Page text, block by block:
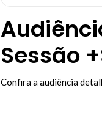
Sessão
Confira a audiência